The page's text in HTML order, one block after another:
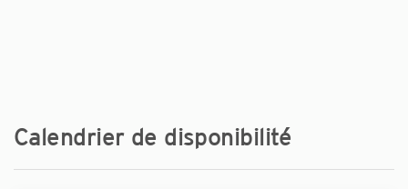
Calendrier de disponibilité